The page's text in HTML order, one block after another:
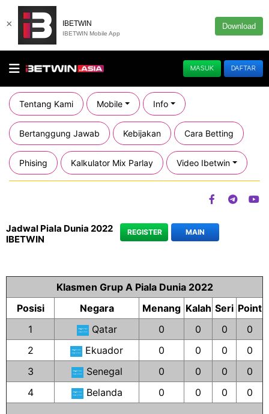
IBETWIN
IBETWIN Mobile App
Download
×
MASUK DAFTAR
Tentang Kami Mobile Info
Bertanggung Jawab Kebijakan Cara Betting
Phising Kalkulator Mix Parlay Video Ibetwin
Jadwal Piala Dunia 2022
IBETWIN
REGISTER MAIN
Klasmen Grup A Piala Dunia 2022
Posisi
Negara Menang Kalah Seri Point
1
Qatar 0 0 0
0
2
Ekuador 0 0 0
0
3
Senegal 0 0 0
0
4
Belanda 0 0 0 0